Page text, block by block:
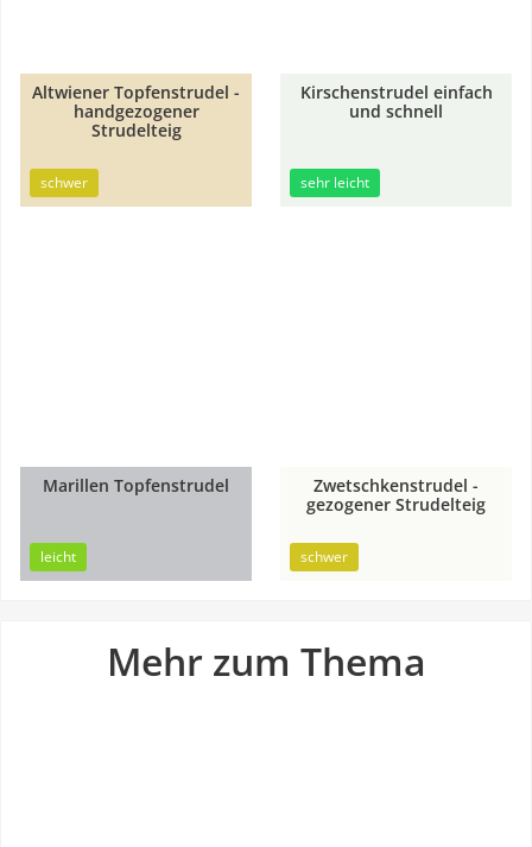
1h
Altwiener Topfenstrudel -
handgezogener
Strudelteig
schwer
Kirschenstrudel einfach
und schnell
sehr leicht
Marillen Topfenstrudel
leicht
1h
30min
Zwetschkenstrudel -
gezogener Strudelteig
schwer
Mehr zum Thema